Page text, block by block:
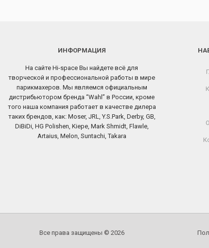
ИНФОРМАЦИЯ
На сайте Hi-space Вы найдете всё для
творческой и профессиональной работы в мире
парикмахеров. Мы являемся официальным
дистрибьютором бренда “Wahl” в России, кроме
того наша компания работает в качестве дилера
таких брендов, как: Moser, JRL, Y.S.Park, Derby, GB,
DiBiDi, HG Polishen, Kiepe, Mark Shmidt, Flawle,
Artaius, Melon, Suntachi, Takara
Все права защищены © 2026